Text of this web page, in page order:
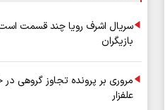
سریال اشرف رویا چند قسمت
بازیگران
مروری بر پرونده تجاوز گروهی
علفزار